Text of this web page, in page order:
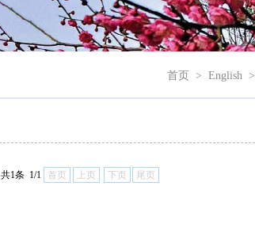
首页 > English >
共1条 1/1 首页 上页 下页 尾页